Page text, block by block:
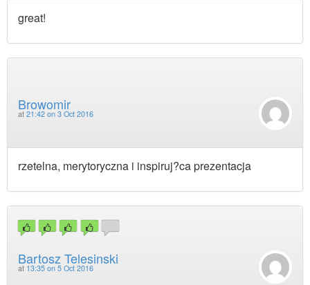
great!
Browomir
at 21:42 on 3 Oct 2016
rzetelna, merytoryczna i inspiruj?ca prezentacja
Bartosz Telesinski
at 13:35 on 5 Oct 2016